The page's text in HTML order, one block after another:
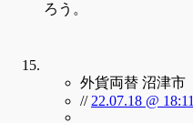
ろう。
外貨両替 沼津市
// 22.07.18 @ 18:11